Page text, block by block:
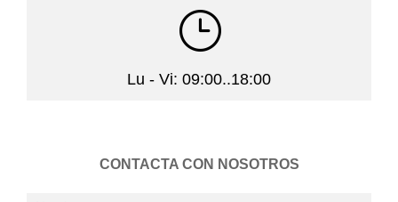
}
Lu - Vi: 09:00..18:00
CONTACTA CON NOSOTROS